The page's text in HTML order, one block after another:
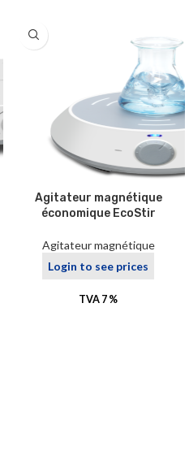
Agitateur magnétique
économique EcoStir
Agitateur magnétique
Login to see prices
TVA 7 %